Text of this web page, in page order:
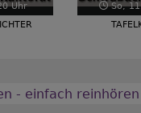
Uhr
So,
- einfach reinhören